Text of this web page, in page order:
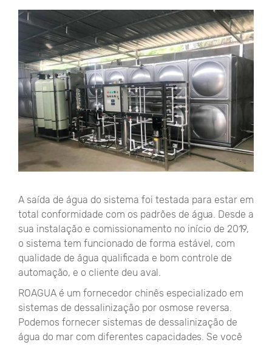
A saída de água do sistema foi testada para estar em
total conformidade com os padrões de água. Desde a
sua instalação e comissionamento no início de 2019,
o sistema tem funcionado de forma estável, com
qualidade de água qualificada e bom controle de
automação, e o cliente deu aval.
ROAGUA é um fornecedor chinês especializado em
sistemas de dessalinização por osmose reversa.
Podemos fornecer sistemas de dessalinização de
água do mar com diferentes capacidades. Se você